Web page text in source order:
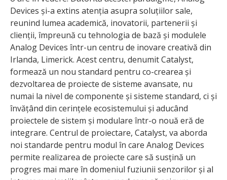
Devices și-a extins atenția asupra soluțiilor sale,
reunind lumea academică, inovatorii, partenerii și
clienții, împreună cu tehnologia de bază și modulele
Analog Devices într-un centru de inovare creativă din
Irlanda, Limerick. Acest centru, denumit Catalyst,
formează un nou standard pentru co-crearea și
dezvoltarea de proiecte de sisteme avansate, nu
numai la nivel de componente și sisteme standard, ci și
învățând din cerințele ecosistemului și aducând
proiectele de sistem și modulare într-o nouă eră de
integrare. Centrul de proiectare, Catalyst, va aborda
noi standarde pentru modul în care Analog Devices
permite realizarea de proiecte care să susțină un
progres mai mare în domeniul fuziunii senzorilor și al